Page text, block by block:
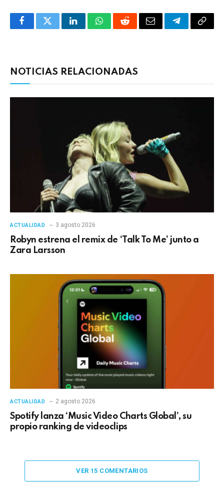
FacebookTwitterLinkedInWhatsAppRedditCorreoTelegrama
NOTICIAS RELACIONADAS
ACTUALIDAD 3 agosto 2026
Robyn estrena el remix de ‘Talk To Me’ junto a
Zara Larsson
ACTUALIDAD 2 agosto 2026
Spotify lanza ‘Music Video Charts Global’, su
propio ranking de videoclips
VER 15 COMENTARIOS